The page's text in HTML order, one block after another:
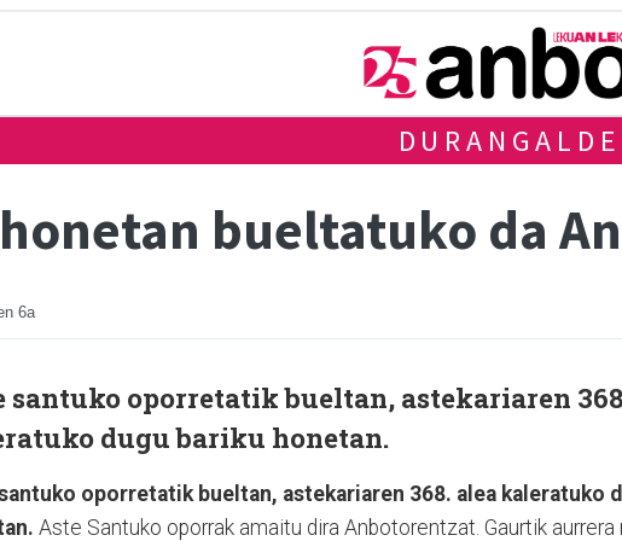
bueltatuko da
6a
santuko oporretatik bueltan, astekariaren
dugu bariku honetan.
oporretatik bueltan, astekariaren 368. alea kaleratuko
Aste Santuko oporrak amaitu dira Anbotorentzat. Gaurtik aurrera